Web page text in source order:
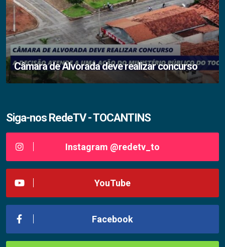
Câmara de Alvorada deve realizar concurso
Siga-nos RedeTV - TOCANTINS
Instagram @redetv_to
YouTube
Facebook